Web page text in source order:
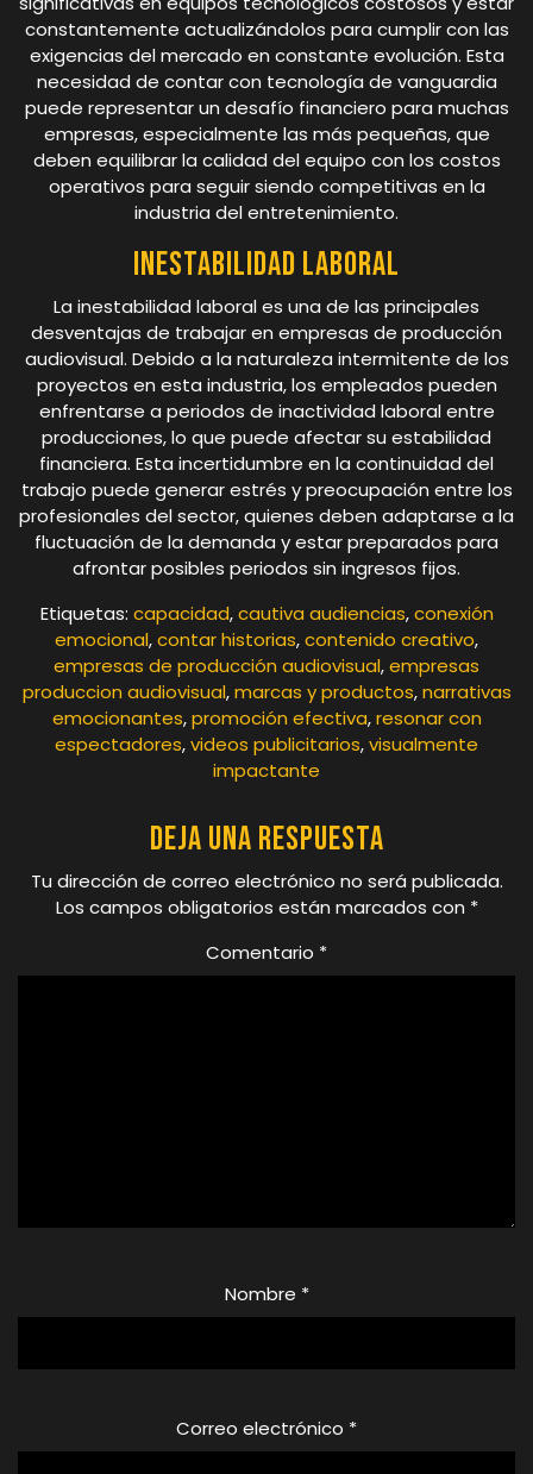
constantemente actualizándolos para cumplir con las
exigencias del mercado en constante evolución. Esta
necesidad de contar con tecnología de vanguardia
puede representar un desafío financiero para muchas
empresas, especialmente las más pequeñas, que
deben equilibrar la calidad del equipo con los costos
operativos para seguir siendo competitivas en la
industria del entretenimiento.
Inestabilidad laboral
La inestabilidad laboral es una de las principales
desventajas de trabajar en empresas de producción
audiovisual. Debido a la naturaleza intermitente de los
proyectos en esta industria, los empleados pueden
enfrentarse a periodos de inactividad laboral entre
producciones, lo que puede afectar su estabilidad
financiera. Esta incertidumbre en la continuidad del
trabajo puede generar estrés y preocupación entre los
profesionales del sector, quienes deben adaptarse a la
fluctuación de la demanda y estar preparados para
afrontar posibles periodos sin ingresos fijos.
Etiquetas: capacidad,cautiva audiencias,conexión
emocional,contar historias,contenido creativo,
empresas de producción audiovisual,empresas
produccion audiovisual,marcas y productos,narrativas
emocionantes,promoción efectiva,resonar con
espectadores,videos publicitarios,visualmente
impactante
Deja una respuesta
Tu dirección de correo electrónico no será publicada.
Los campos obligatorios están marcados con *
Comentario *
Nombre *
Correo electrónico *